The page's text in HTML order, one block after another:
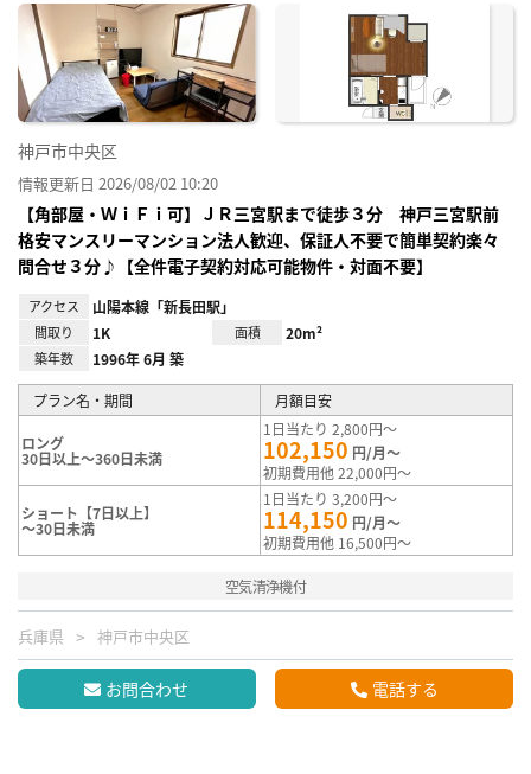
神戸市中央区
情報更新日 2026/08/02 10:20
【角部屋・ＷｉＦｉ可】ＪＲ三宮駅まで徒歩３分 神戸三宮駅前
格安マンスリーマンション法人歓迎、保証人不要で簡単契約楽々
問合せ３分♪【全件電子契約対応可能物件・対面不要】
アクセス 山陽本線「新長田駅」
間取り 1K 面積 20m²
築年数 1996年 6月 築
プラン名・期間 月額目安
ロング
30日以上～360日未満
1日当たり 2,800円～
102,150 円/月～
初期費用他 22,000円～
ショート【7日以上】
～30日未満
1日当たり 3,200円～
114,150 円/月～
初期費用他 16,500円～
空気清浄機付
兵庫県 神戸市中央区
お問合わせ 電話する